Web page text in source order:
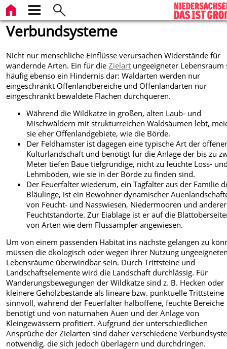
Verbundsysteme
Nicht nur menschliche Einflüsse verursachen Widerstände für
wandernde Arten. Ein für dieZielart ungeeigneter Lebensraum
häufig ebenso ein Hindernis dar: Waldarten werden nur
eingeschränkt Offenlandbereiche und Offenlandarten nur
eingeschränkt bewaldete Flächen durchqueren.
Während die Wildkatze in großen, alten Laub- und
Mischwäldern mit strukturreichen Waldsäumen lebt,
sie eher Offenlandgebiete, wie die Börde.
Der Feldhamster ist dagegen eine typische Art der
Kulturlandschaft und benötigt für die Anlage der bis zu
Meter tiefen Baue tiefgründige, nicht zu feuchte Löss-
Lehmböden, wie sie in der Börde zu finden sind.
Der Feuerfalter wiederum, ein Tagfalter aus der Familie
Bläulinge, ist ein Bewohner dynamischer
von Feucht- und Nasswiesen, Niedermooren und anderer
Feuchtstandorte. Zur Eiablage ist er auf die
von Arten wie dem Flussampfer angewiesen.
Um von einem passenden Habitat ins nächste gelangen zu
müssen die ökologisch oder wegen ihrer Nutzung
Lebensräume überwindbar sein. Durch Trittsteine und
Landschaftselemente wird die Landschaft durchlässig. Für
Wanderungsbewegungen der Wildkatze sind z. B. Hecken oder
kleinere Gehölzbestände als lineare bzw. punktuelle Trittsteine
sinnvoll, während der Feuerfalter halboffene, feuchte Bereiche
benötigt und von naturnahen Auen und der Anlage von
Kleingewässern profitiert. Aufgrund der unterschiedlichen
Ansprüche der Zielarten sind daher verschiedene
notwendig, die sich jedoch überlagern und durchdringen.